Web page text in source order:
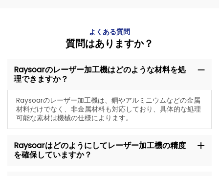
よくある質問
質問はありますか？
Raysoarのレーザー加工機はどのような材料を処
理できますか？
Raysoarのレーザー加工機は、鋼やアルミニウムなどの金属
材料だけでなく、非金属材料も対応しており、具体的な処理
可能な素材は機械の仕様によります。
Raysoarはどのようにしてレーザー加工機の精度
を確保していますか？